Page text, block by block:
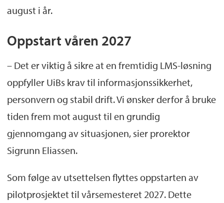
august i år.
Oppstart våren 2027
– Det er viktig å sikre at en fremtidig LMS-løsning
oppfyller UiBs krav til informasjonssikkerhet,
personvern og stabil drift. Vi ønsker derfor å bruke
tiden frem mot august til en grundig
gjennomgang av situasjonen, sier prorektor
Sigrunn Eliassen.
Som følge av utsettelsen flyttes oppstarten av
pilotprosjektet til vårsemesteret 2027. Dette